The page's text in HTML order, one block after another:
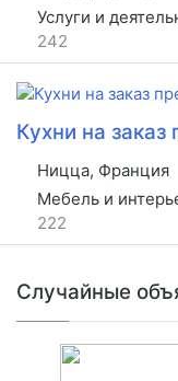
Услуги и
242
Кухни на
Ницца, Франция
Мебель и
222
Случайные